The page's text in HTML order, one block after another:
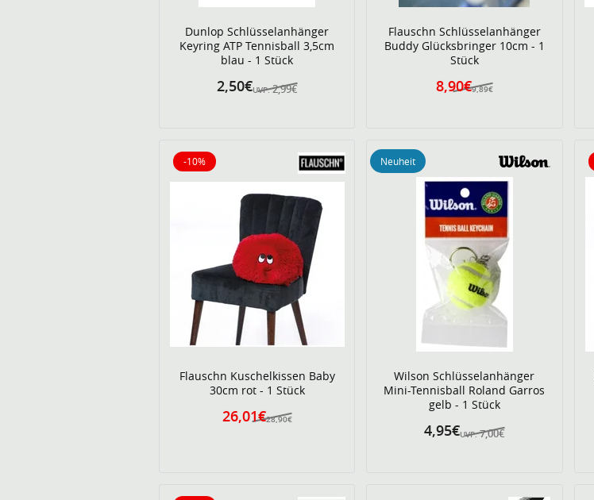
Dunlop Schlüsselanhänger
Keyring ATP Tennisball 3,5cm
blau - 1 Stück
UVP: 2,99€
2,50€
Flauschn Schlüsselanhänger
Buddy Glücksbringer 10cm - 1
Stück
9,89€
8,90€
Flauschn Kuschelkissen Baby
30cm rot - 1 Stück
28,90€
26,01€
-10%
10% reduziert
Wilson Schlüsselanhänger
Mini-Tennisball Roland Garros
gelb - 1 Stück
UVP: 7,00€
4,95€
Neuheit